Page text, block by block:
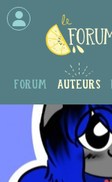
Forum Auteurs